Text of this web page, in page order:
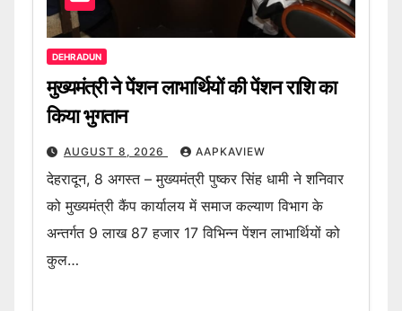
DEHRADUN
मुख्यमंत्री ने पेंशन लाभार्थियों की पेंशन राशि का
किया भुगतान
AUGUST 8, 2026 AAPKAVIEW
देहरादून, 8 अगस्त – मुख्यमंत्री पुष्कर सिंह धामी ने शनिवार
को मुख्यमंत्री कैंप कार्यालय में समाज कल्याण विभाग के
अन्तर्गत 9 लाख 87 हजार 17 विभिन्न पेंशन लाभार्थियों को
कुल…